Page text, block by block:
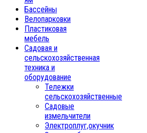
Бассейны
Велопарковки
Пластиковая
мебель
Садовая и
сельскохозяйственная
техника и
оборудование
Тележки
сельскохозяйственные
Садовые
измельчители
Электроплуг,окучник